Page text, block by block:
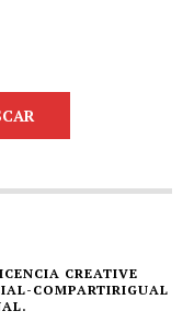
CREATIVE
COMPARTIRIGUAL